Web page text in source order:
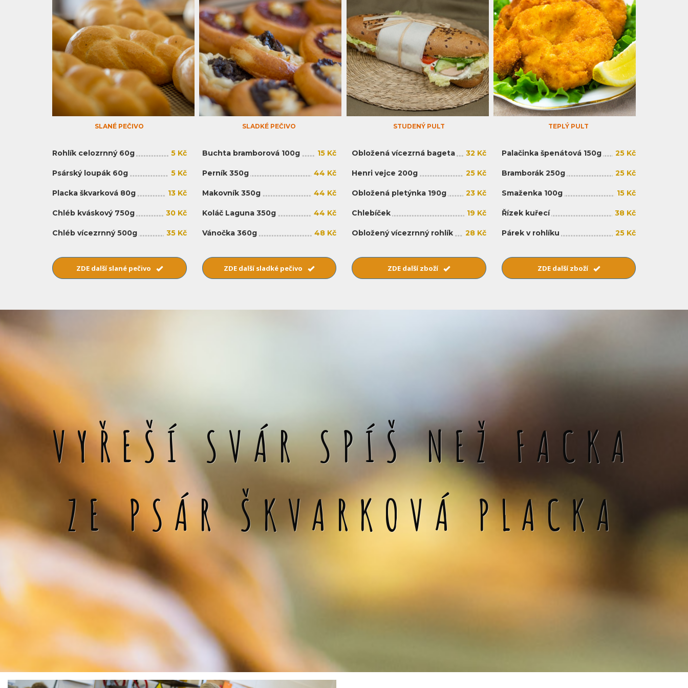
SLANÉ PEČIVO
Rohlík celozrnný 60g 5 Kč
Psárský loupák 60g 5 Kč
Placka škvarková 80g 13 Kč
Chléb kváskový 750g 30 Kč
Chléb vícezrnný 500g 35 Kč
ZDE další slané pečivo
SLADKÉ PEČIVO
Buchta bramborová 100g 15 Kč
Perník 350g 44 Kč
Makovník 350g 44 Kč
Koláč Laguna 350g 44 Kč
Vánočka 360g 48 Kč
ZDE další sladké pečivo
STUDENÝ PULT
Obložená vícezrná bageta 32 Kč
Henri vejce 200g 25 Kč
Obložená pletýnka 190g 23 Kč
Chlebíček 19 Kč
Obložený vícezrnný rohlík 28 Kč
ZDE další zboží
TEPLÝ PULT
Palačinka špenátová 150g 25 Kč
Bramborák 250g 25 Kč
Smaženka 100g 15 Kč
Řízek kuřecí 38 Kč
Párek v rohlíku 25 Kč
ZDE další zboží
VYŘEŠÍ SVÁR SPÍŠ NEŽ FACKA
ZE PSÁR ŠKVARKOVÁ PLACKA